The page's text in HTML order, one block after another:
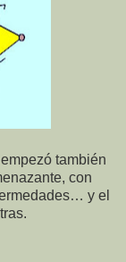
empezó también
con
y el